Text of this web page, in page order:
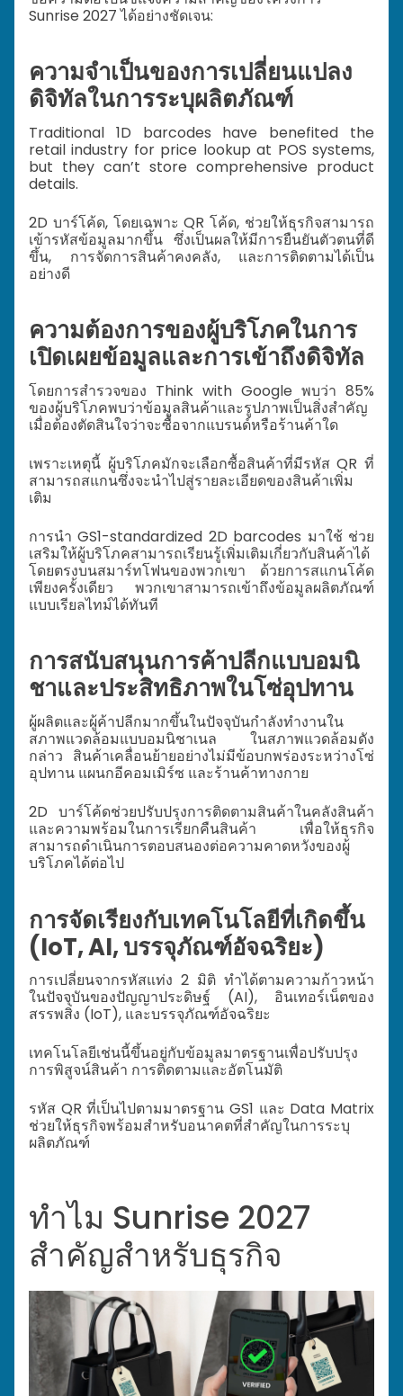
Sunrise 2027 ได้อย่างชัดเจน:
ความจำเป็นของการเปลี่ยนแปลง
ดิจิทัลในการระบุผลิตภัณฑ์
Traditional 1D barcodes have benefited the
retail industry for price lookup at POS systems,
but they can’t store comprehensive product
details.
2D บาร์โค้ด, โดยเฉพาะ QR โค้ด, ช่วยให้ธุรกิจสามารถ
เข้ารหัสข้อมูลมากขึ้น ซึ่งเป็นผลให้มีการยืนยันตัวตนที่ดี
ขึ้น, การจัดการสินค้าคงคลัง, และการติดตามได้เป็น
อย่างดี
ความต้องการของผู้บริโภคในการ
เปิดเผยข้อมูลและการเข้าถึงดิจิทัล
โดยการสำรวจของ Think with Google พบว่า 85%
ของผู้บริโภคพบว่าข้อมูลสินค้าและรูปภาพเป็นสิ่งสำคัญ
เมื่อต้องตัดสินใจว่าจะซื้อจากแบรนด์หรือร้านค้าใด
เพราะเหตุนี้ ผู้บริโภคมักจะเลือกซื้อสินค้าที่มีรหัส QR ที่
สามารถสแกนซึ่งจะนำไปสู่รายละเอียดของสินค้าเพิ่ม
เติม
การนำ GS1-standardized 2D barcodes มาใช้ ช่วย
เสริมให้ผู้บริโภคสามารถเรียนรู้เพิ่มเติมเกี่ยวกับสินค้าได้
โดยตรงบนสมาร์ทโฟนของพวกเขา ด้วยการสแกนโค้ด
เพียงครั้งเดียว พวกเขาสามารถเข้าถึงข้อมูลผลิตภัณฑ์
แบบเรียลไทม์ได้ทันที
การสนับสนุนการค้าปลีกแบบอมนิ
ชาและประสิทธิภาพในโซ่อุปทาน
ผู้ผลิตและผู้ค้าปลีกมากขึ้นในปัจจุบันกำลังทำงานใน
สภาพแวดล้อมแบบอมนิชาเนล ในสภาพแวดล้อมดัง
กล่าว สินค้าเคลื่อนย้ายอย่างไม่มีข้อบกพร่องระหว่างโซ่
อุปทาน แผนกอีคอมเมิร์ซ และร้านค้าทางกาย
2D บาร์โค้ดช่วยปรับปรุงการติดตามสินค้าในคลังสินค้า
และความพร้อมในการเรียกคืนสินค้า เพื่อให้ธุรกิจ
สามารถดำเนินการตอบสนองต่อความคาดหวังของผู้
บริโภคได้ต่อไป
การจัดเรียงกับเทคโนโลยีที่เกิดขึ้น
(IoT, AI, บรรจุภัณฑ์อัจฉริยะ)
การเปลี่ยนจากรหัสแท่ง 2 มิติ ทำได้ตามความก้าวหน้า
ในปัจจุบันของปัญญาประดิษฐ์ (AI), อินเทอร์เน็ตของ
สรรพสิ่ง (IoT), และบรรจุภัณฑ์อัจฉริยะ
เทคโนโลยีเช่นนี้ขึ้นอยู่กับข้อมูลมาตรฐานเพื่อปรับปรุง
การพิสูจน์สินค้า การติดตามและอัตโนมัติ
รหัส QR ที่เป็นไปตามมาตรฐาน GS1 และ Data Matrix
ช่วยให้ธุรกิจพร้อมสำหรับอนาคตที่สำคัญในการระบุ
ผลิตภัณฑ์
ทำไม Sunrise 2027
สำคัญสำหรับธุรกิจ